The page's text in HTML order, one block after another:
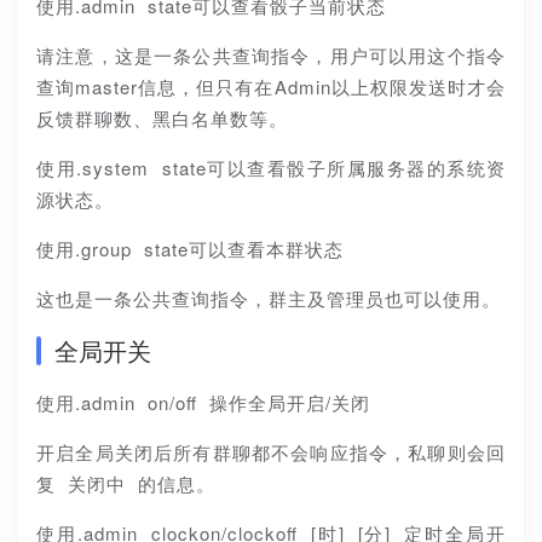
使用.admin state可以查看骰子当前状态
请注意，这是一条公共查询指令，用户可以用这个指令
查询master信息，但只有在Admin以上权限发送时才会
反馈群聊数、黑白名单数等。
使用.system state可以查看骰子所属服务器的系统资
源状态。
使用.group state可以查看本群状态
这也是一条公共查询指令，群主及管理员也可以使用。
全局开关
使用.admin on/oﬀ 操作全局开启/关闭
开启全局关闭后所有群聊都不会响应指令，私聊则会回
复 关闭中 的信息。
使用.admin clockon/clockoﬀ [时] [分] 定时全局开